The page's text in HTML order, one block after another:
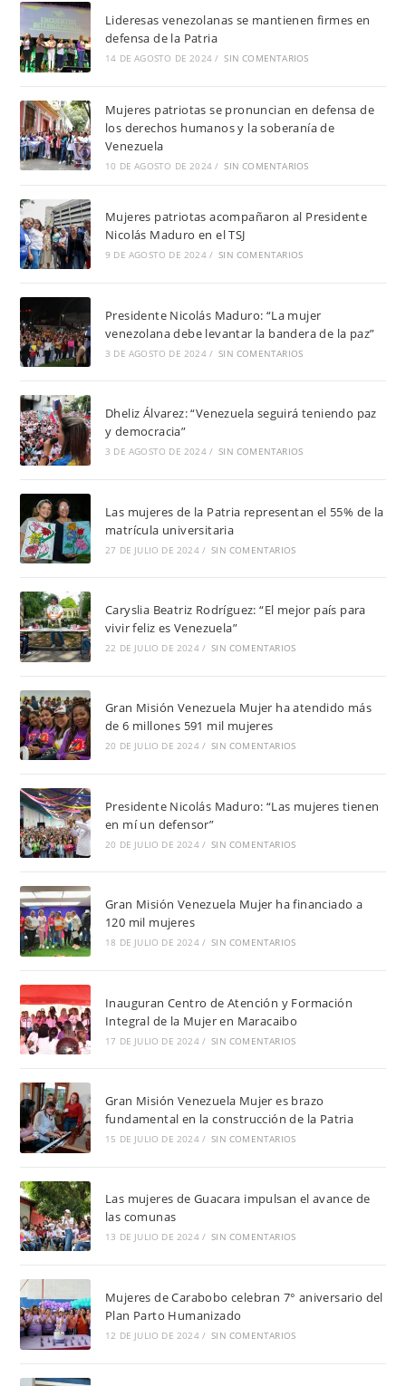
Lideresas venezolanas se mantienen firmes en
defensa de la Patria
14 DE AGOSTO DE 2024 / SIN COMENTARIOS
Mujeres patriotas se pronuncian en defensa de
los derechos humanos y la soberanía de
Venezuela
10 DE AGOSTO DE 2024 / SIN COMENTARIOS
Mujeres patriotas acompañaron al Presidente
Nicolás Maduro en el TSJ
9 DE AGOSTO DE 2024 / SIN COMENTARIOS
Presidente Nicolás Maduro: “La mujer
venezolana debe levantar la bandera de la paz”
3 DE AGOSTO DE 2024 / SIN COMENTARIOS
Dheliz Álvarez: “Venezuela seguirá teniendo paz
y democracia”
3 DE AGOSTO DE 2024 / SIN COMENTARIOS
Las mujeres de la Patria representan el 55% de la
matrícula universitaria
27 DE JULIO DE 2024 / SIN COMENTARIOS
Caryslia Beatriz Rodríguez: “El mejor país para
vivir feliz es Venezuela”
22 DE JULIO DE 2024 / SIN COMENTARIOS
Gran Misión Venezuela Mujer ha atendido más
de 6 millones 591 mil mujeres
20 DE JULIO DE 2024 / SIN COMENTARIOS
Presidente Nicolás Maduro: “Las mujeres tienen
en mí un defensor”
20 DE JULIO DE 2024 / SIN COMENTARIOS
Gran Misión Venezuela Mujer ha financiado a
120 mil mujeres
18 DE JULIO DE 2024 / SIN COMENTARIOS
Inauguran Centro de Atención y Formación
Integral de la Mujer en Maracaibo
17 DE JULIO DE 2024 / SIN COMENTARIOS
Gran Misión Venezuela Mujer es brazo
fundamental en la construcción de la Patria
15 DE JULIO DE 2024 / SIN COMENTARIOS
Las mujeres de Guacara impulsan el avance de
las comunas
13 DE JULIO DE 2024 / SIN COMENTARIOS
Mujeres de Carabobo celebran 7° aniversario del
Plan Parto Humanizado
12 DE JULIO DE 2024 / SIN COMENTARIOS